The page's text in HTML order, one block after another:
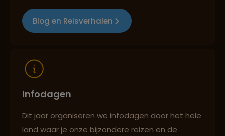
Blog en Reisverhalen
Infodagen
Dit jaar organiseren we infodagen door het hele
land waar je onze bijzondere reizen en de